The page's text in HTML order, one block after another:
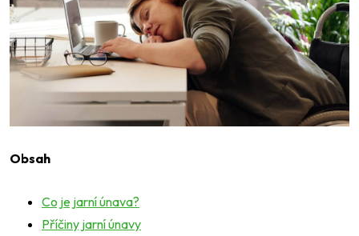
Obsah
Co je jarní únava?
Příčiny jarní únavy